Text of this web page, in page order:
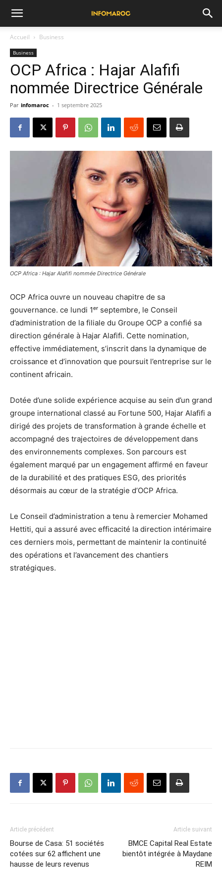
Accueil Business
Business
OCP Africa : Hajar Alafifi
nommée Directrice Générale
Par infomaroc - 1 septembre 2025
OCP Africa : Hajar Alafifi nommée Directrice Générale
OCP Africa ouvre un nouveau chapitre de sa
gouvernance. ce lundi 1ᵉʳ septembre, le Conseil
d’administration de la filiale du Groupe OCP a confié sa
direction générale à Hajar Alafifi. Cette nomination,
effective immédiatement, s’inscrit dans la dynamique de
croissance et d’innovation que poursuit l’entreprise sur le
continent africain.
Dotée d’une solide expérience acquise au sein d’un grand
groupe international classé au Fortune 500, Hajar Alafifi a
dirigé des projets de transformation à grande échelle et
accompagné des trajectoires de développement dans
des environnements complexes. Son parcours est
également marqué par un engagement affirmé en faveur
de la durabilité et des pratiques ESG, des priorités
désormais au cœur de la stratégie d’OCP Africa.
Le Conseil d’administration a tenu à remercier Mohamed
Hettiti, qui a assuré avec efficacité la direction intérimaire
ces derniers mois, permettant de maintenir la continuité
des opérations et l’avancement des chantiers
stratégiques.
Article précédent
Bourse de Casa: 51 sociétés
cotées sur 62 affichent une
hausse de leurs revenus
Article suivant
BMCE Capital Real Estate
bientôt intégrée à Maydane
REIM